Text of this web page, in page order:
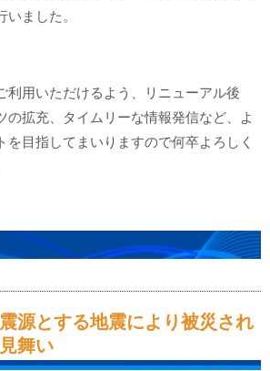
ました。
利用いただけるよう、リニューアル後
の拡充、タイムリーな情報発信など、よ
を目指してまいりますので何卒よろしく
源とする地震により被災され
舞い